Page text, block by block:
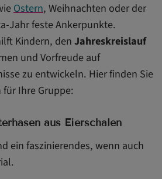
Ostern, Weihnachten oder der
Jahr feste Ankerpunkte.
Kindern, denJahreskreislauf
und Vorfreude auf
zu entwickeln. Hier finden Sie
Ihre Gruppe:
aus Eierschalen
ein faszinierendes, wenn auch